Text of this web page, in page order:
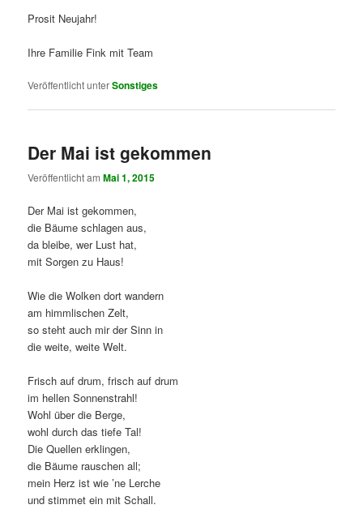
Prosit Neujahr!
Ihre Familie Fink mit Team
Veröffentlicht unterSonstiges
Der Mai ist gekommen
Veröffentlicht amMai 1, 2015
Der Mai ist gekommen,
die Bäume schlagen aus,
da bleibe, wer Lust hat,
mit Sorgen zu Haus!
Wie die Wolken dort wandern
am himmlischen Zelt,
so steht auch mir der Sinn in
die weite, weite Welt.
Frisch auf drum, frisch auf drum
im hellen Sonnenstrahl!
Wohl über die Berge,
wohl durch das tiefe Tal!
Die Quellen erklingen,
die Bäume rauschen all;
mein Herz ist wie ’ne Lerche
und stimmet ein mit Schall.